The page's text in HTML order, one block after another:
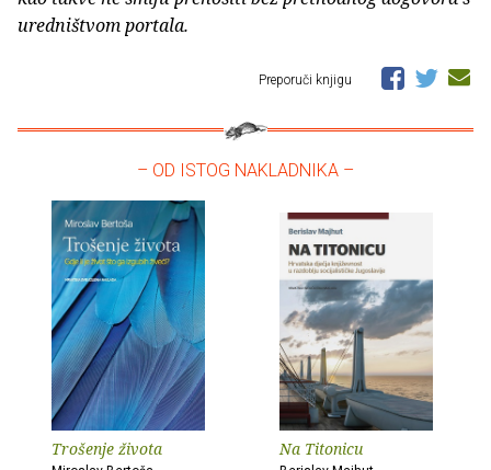
uredništvom portala.
Preporuči knjigu
– OD ISTOG NAKLADNIKA –
Trošenje života Na Titonicu